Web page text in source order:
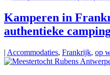
Kamperen in
authentieke
| Accommodaties, Frankrijk, op